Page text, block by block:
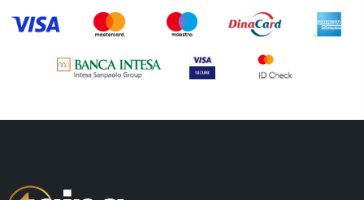
Pepe Jeans Ranac
Putni program (50)
Šminka (187)